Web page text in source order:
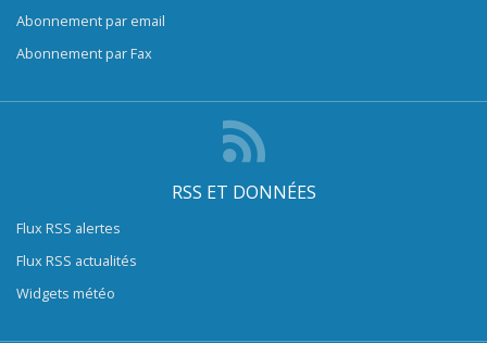
Abonnement par email
Abonnement par Fax
RSS ET DONNÉES
Flux RSS alertes
Flux RSS actualités
Widgets météo